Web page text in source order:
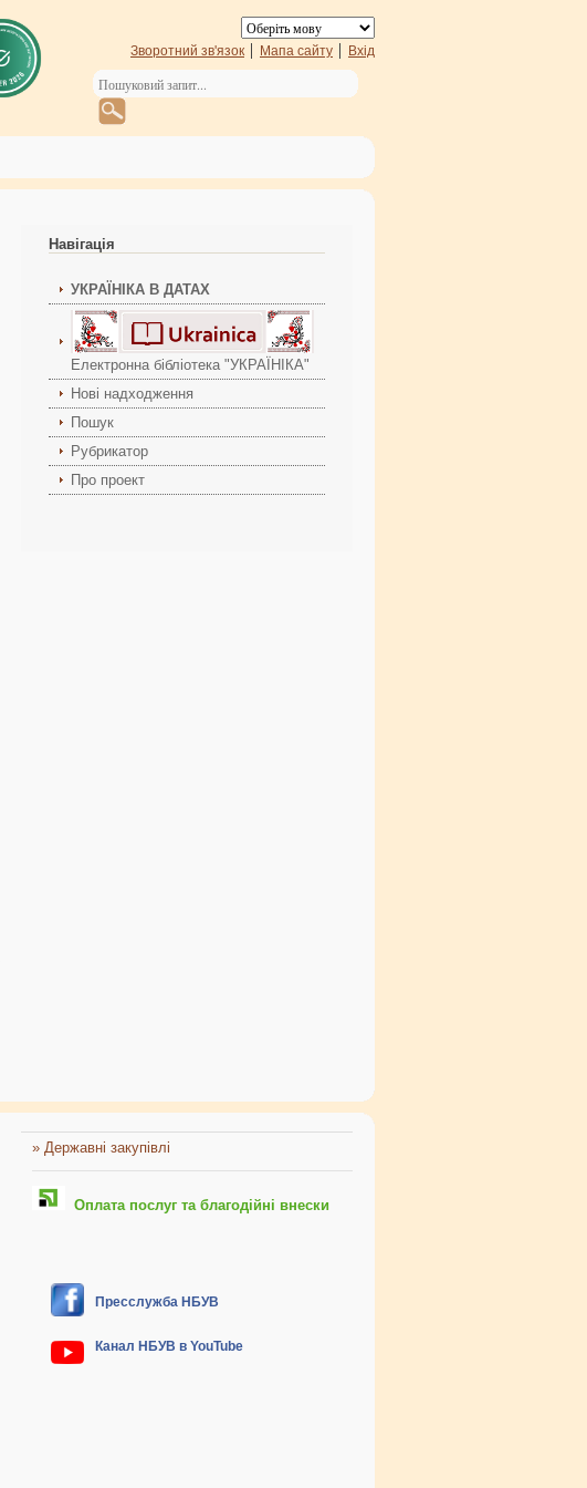
Зворотний зв'язок Мапа сайту Вхід
Навігація
УКРАЇНІКА В ДАТАХ
Електронна бібліотека "УКРАЇНІКА"
Нові надходження
Пошук
Рубрикатор
Про проект
» Державні закупівлі
Оплата послуг та благодійні внески
Пресслужба НБУВ
Канал НБУВ в YouTube